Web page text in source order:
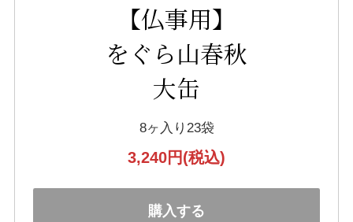
【仏事用】
をぐら山春秋
大缶
8ヶ入り23袋
3,240円(税込)
購入する